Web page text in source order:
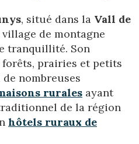
, situé dans la Vall de
village de montagne
tranquillité. Son
prairies et petits
nombreuses
rurales ayant
de la région
hôtels ruraux de
stocker des informations sur
de l'utilisateur
de ses habitudes de
pouvons connaître les
site Web et afficher des
de l'utilisateur.